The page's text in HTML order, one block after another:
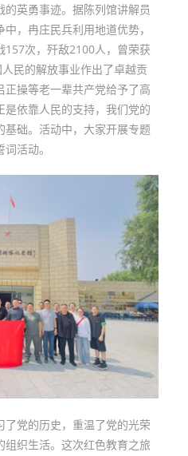
英勇事迹。据陈列馆讲解员
，冉庄民兵利用地道优势，
157次，歼敌2100人，曾荣获
民的解放事业作出了卓越贡
操等老一辈共产党给予了高
依靠人民的支持，我们党的
础。活动中，大家开展专题
活动。
党的历史，重温了党的光荣
织生活。这次红色教育之旅